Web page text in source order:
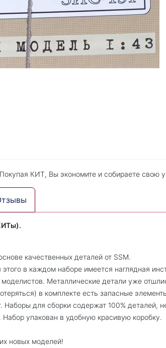
КИТ, Вы экономите и собираете свою
качественных деталей от SSM.
в каждом наборе имеется наглядная
Металлические детали уже
в комплекте есть запасные
для сборки содержат 100% деталей,
упакован в удобную красивую коробку.
новых моделей!